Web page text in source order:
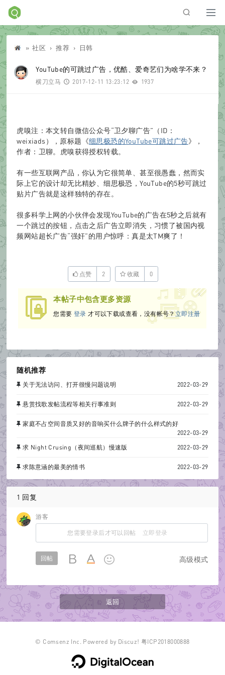
Di
z!
rd
» 社区 › 推荐 › 日韩
YouTube的可跳过广告，优酷、爱奇艺们为啥学不来？
横刀立马 2017-12-11 13:23:12 1937
虎嗅注：本文转自微信公众号“卫夕聊广告”（ID：
weixiads），原标题《细思极恐的YouTube可跳过广告》，
作者：卫聊。虎嗅获得授权转载。
有一些互联网产品，你认为它很简单、甚至很愚蠢，然而实
际上它的设计却无比精妙、细思极恐，YouTube的5秒可跳过
贴片广告就是这样独特的存在。
很多科学上网的小伙伴会发现YouTube的广告在5秒之后就有
一个跳过的按钮，点击之后广告立即消失，习惯了被国内视
频网站超长广告“强奸”的用户惊呼：真是太TM爽了！
点赞 2 收藏 0
本帖子中包含更多资源
您需要登录 才可以下载或查看，没有帐号？ 立即注册
x
随机推荐
关于无法访问、打开很慢问题说明 2022-03-29
悬赏找歌发帖流程等相关行事准则 2022-03-29
家庭不占空间音质又好的音响买什么牌子的什么样式的好
2022-03-29
求 Night Crusing（夜间巡航）慢速版
2022-03-29
求陈意涵的最美的情书 2022-03-29
1 回复
高级模式
游客
您需要登录后才可以回帖 立即登录
回帖
返回
© Comsenz Inc. Powered by Discuz! 粤ICP2018000888